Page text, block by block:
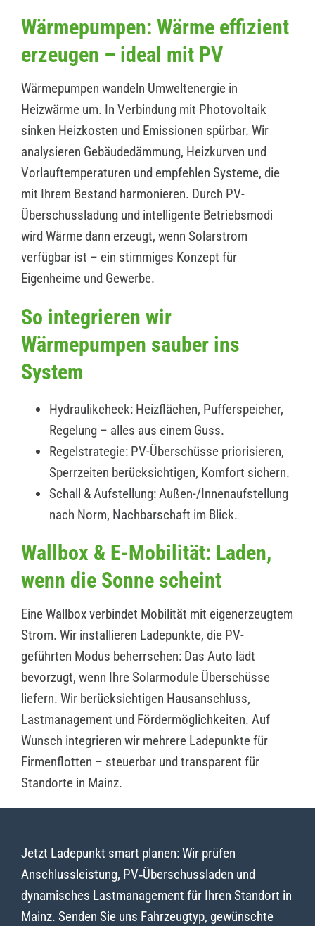
Wärmepumpen: Wärme effizient
erzeugen – ideal mit PV
Wärmepumpen wandeln Umweltenergie in
Heizwärme um. In Verbindung mit Photovoltaik
sinken Heizkosten und Emissionen spürbar. Wir
analysieren Gebäudedämmung, Heizkurven und
Vorlauftemperaturen und empfehlen Systeme, die
mit Ihrem Bestand harmonieren. Durch PV-
Überschussladung und intelligente Betriebsmodi
wird Wärme dann erzeugt, wenn Solarstrom
verfügbar ist – ein stimmiges Konzept für
Eigenheime und Gewerbe.
So integrieren wir
Wärmepumpen sauber ins
System
Hydraulikcheck: Heizflächen, Pufferspeicher,
Regelung – alles aus einem Guss.
Regelstrategie: PV-Überschüsse priorisieren,
Sperrzeiten berücksichtigen, Komfort sichern.
Schall & Aufstellung: Außen-/Innenaufstellung
nach Norm, Nachbarschaft im Blick.
Wallbox & E-Mobilität: Laden,
wenn die Sonne scheint
Eine Wallbox verbindet Mobilität mit eigenerzeugtem
Strom. Wir installieren Ladepunkte, die PV-
geführten Modus beherrschen: Das Auto lädt
bevorzugt, wenn Ihre Solarmodule Überschüsse
liefern. Wir berücksichtigen Hausanschluss,
Lastmanagement und Fördermöglichkeiten. Auf
Wunsch integrieren wir mehrere Ladepunkte für
Firmenflotten – steuerbar und transparent für
Standorte in Mainz.
Jetzt Ladepunkt smart planen: Wir prüfen
Anschlussleistung, PV‑Überschussladen und
dynamisches Lastmanagement für Ihren Standort in
Mainz. Senden Sie uns Fahrzeugtyp, gewünschte